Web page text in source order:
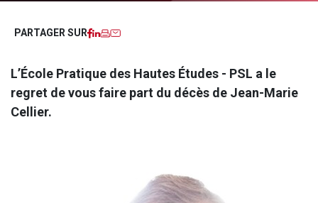
PARTAGER SUR Facebook
LinkedIn
Imprimer
L’École Pratique des Hautes Études - PSL a le
regret de vous faire part du décès de Jean-Marie
Cellier.